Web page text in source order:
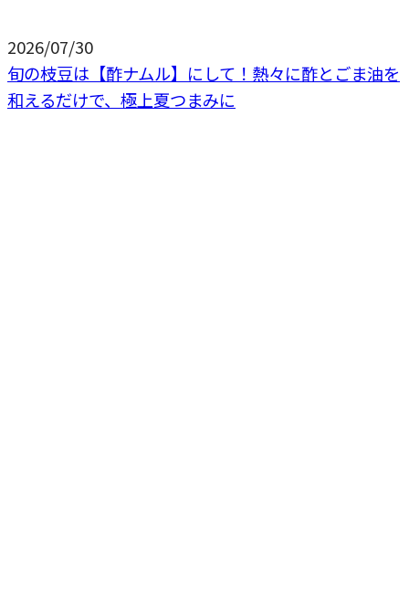
2026/07/30
旬の枝豆は【酢ナムル】にして！熱々に酢とごま油を
和えるだけで、極上夏つまみに